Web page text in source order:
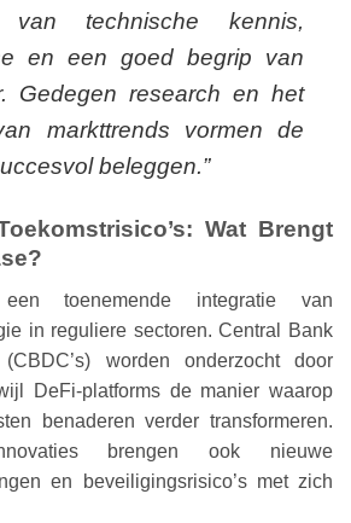
van technische kennis,
en een goed begrip van
Gedegen research en het
markttrends vormen de
beleggen.”
Wat Brengt
toenemende integratie van
in reguliere sectoren. Central Bank
worden onderzocht door
DeFi-platforms de manier waarop
benaderen verder transformeren.
brengen ook nieuwe
en beveiligingsrisico’s met zich